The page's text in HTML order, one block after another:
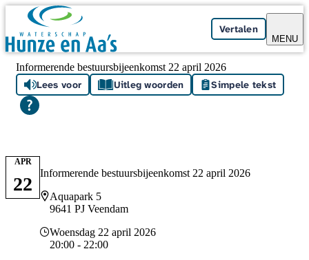
Skip navigation
Vertalen
MENU
Informerende bestuursbijeenkomst 22 april 2026
Lees voor Uitleg woorden Simpele tekst
Informerende bestuursbijeenkomst 22 april 2026
Locatie
Aquapark 5
9641 PJ Veendam
Datum en tijd
Woensdag 22 april 2026
20:00 - 22:00
APR
22